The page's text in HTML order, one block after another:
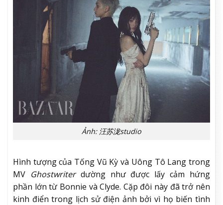
Ảnh: 汪苏泷studio
Hình tượng của Tống Vũ Kỳ và Uông Tô Lang trong
MV Ghostwriter dường như được lấy cảm hứng
phần lớn từ Bonnie và Clyde. Cặp đôi này đã trở nên
kinh điển trong lịch sử điện ảnh bởi vì họ biến tình